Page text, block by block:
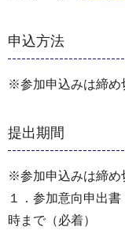
申込方法
※参加申込みは締め
提出期間
※参加申込みは締め
１．参加意向申出
時まで（必着）